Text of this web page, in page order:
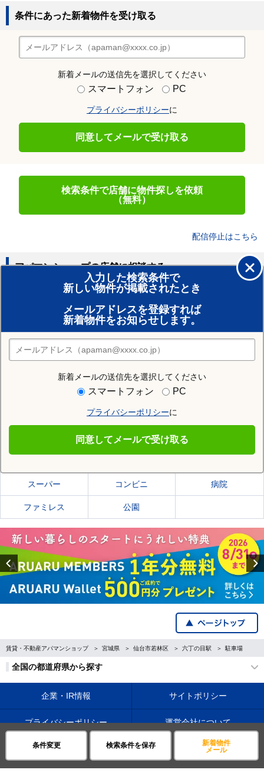
条件変更 検索条件を保存
新着物件
メール
条件にあった新着物件を受け取る
新着メールの送信先を選択してください
スマートフォン PC
プライバシーポリシーに
同意してメールで受け取る
検索条件で店舗に物件探しを依頼
（無料）
配信停止はこちら
入力した検索条件で
新しい物件が掲載されたとき
メールアドレスを登録すれば
新着物件をお知らせします。
新着メールの送信先を選択してください
スマートフォン PC
プライバシーポリシーに
同意してメールで受け取る
アパマンショップの店舗に相談する
賃貸のプロがお部屋探し！
おまかせ物件リクエスト
住みたい街の店舗を探す
店舗検索
住む街研究所で六丁の目駅の情報を見る
六丁の目駅の施設一覧
スーパー コンビニ 病院
ファミレス 公園
Previous
賃貸・不動産アパマンショップ 宮城県 仙台市若林区 六丁の目駅 駐車場
全国の都道府県から探す
企業・IR情報 サイトポリシー
プライバシーポリシー 運営会社について
©APAMAN Co.,Ltd.